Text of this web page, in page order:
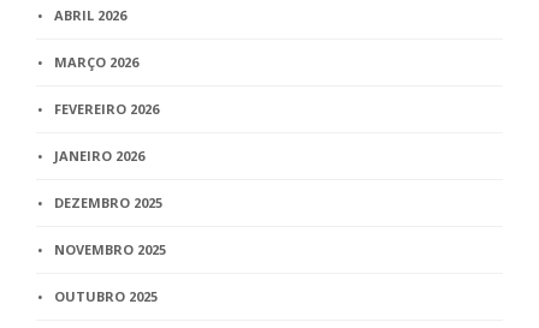
ABRIL 2026
MARÇO 2026
FEVEREIRO 2026
JANEIRO 2026
DEZEMBRO 2025
NOVEMBRO 2025
OUTUBRO 2025